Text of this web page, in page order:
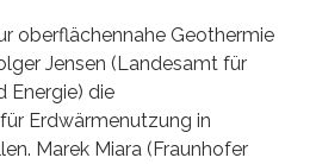
oberflächennahe Geothermie
Jensen (Landesamt für
Energie) die
Erdwärmenutzung in
Marek Miara (Fraunhofer